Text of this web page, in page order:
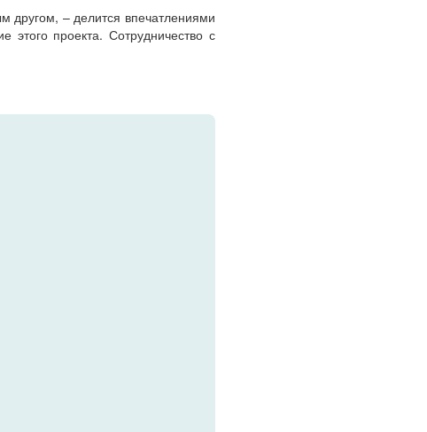
другом, – делится впечатлениями
проекта. Сотрудничество с